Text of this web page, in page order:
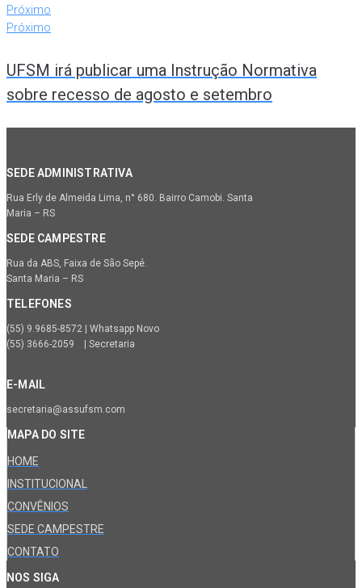
Próximo
Próximo
UFSM irá publicar uma Instrução Normativa
sobre recesso de agosto e setembro
SEDE ADMINISTRATIVA
Rua Erly de Almeida Lima, n° 680. Bairro Camobi. Santa
Maria – RS
SEDE CAMPESTRE
Rua da ABS, Faixa de São Sepé.
Santa Maria – RS
TELEFONES
(55) 9.9685-8572 | Whatsapp Novo
(55) 3666-2059 | Secretaria
E-MAIL
secretaria@assufsm.com
MAPA DO SITE
HOME
INSTITUCIONAL
CONVÊNIOS
SEDE CAMPESTRE
CONTATO
NOS SIGA